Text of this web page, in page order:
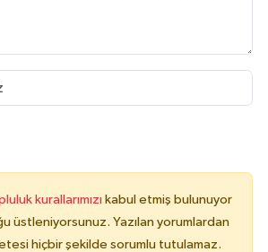
kurallarımızı kabul etmiş bulunuyor
üstleniyorsunuz. Yazılan yorumlardan
hiçbir şekilde sorumlu tutulamaz.